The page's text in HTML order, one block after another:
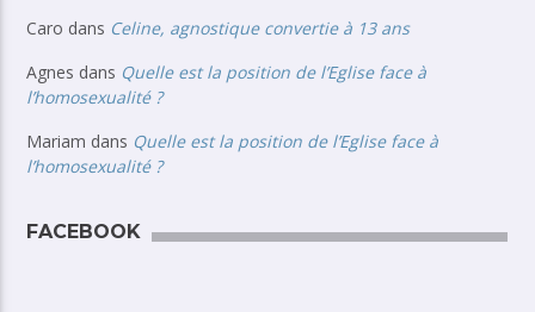
Caro dans Celine, agnostique convertie à 13 ans
Agnes dans Quelle est la position de l’Eglise face à
l’homosexualité ?
Mariam dans Quelle est la position de l’Eglise face à
l’homosexualité ?
FACEBOOK